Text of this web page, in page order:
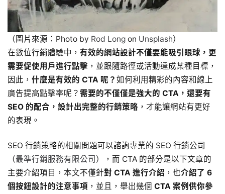
（圖片來源：Photo by Rod Long on Unsplash）
在數位行銷體驗中， 有效的網站設計不僅要能吸引眼球，更
需要促使用戶進行點擊 ，並跟隨路徑或活動達成某種目標，
因此， 什麼是有效的 CTA 呢？ 如何利用精彩的內容和線上
廣告提高點擊率呢？ 需要的不僅僅是強大的 CTA，還要有
SEO 的配合，設計出完整的行銷策略 ，才能讓網站有更好
的表現。
SEO 行銷策略的相關問題可以諮詢專業的 SEO 行銷公司
（最準行銷服務有限公司 ），而 CTA 的部分是以下文章的
主要介紹項目，本文不僅針對 CTA 進行介紹 ，也介紹了 6
個按鈕設計的注意事項 ，並且，舉出幾個 CTA 案例供你參